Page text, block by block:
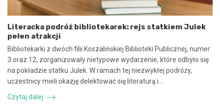
ó
ł
p
r
a
c
ę
i
k
o
e
c
z
n
e
z
d
a
r
z
Literacka podróż bibliotekarek: rejs statkiem Julek
pełen atrakcji
Bibliotekarki z dwóch filii Koszalińskiej Biblioteki Publicznej, numer
3 oraz 12, zorganizowały nietypowe wydarzenie, które odbyło się
na pokładzie statku Julek. W ramach tej niezwykłej podróży,
uczestnicy mieli okazję delektować się literaturą i…
Czytaj dalej